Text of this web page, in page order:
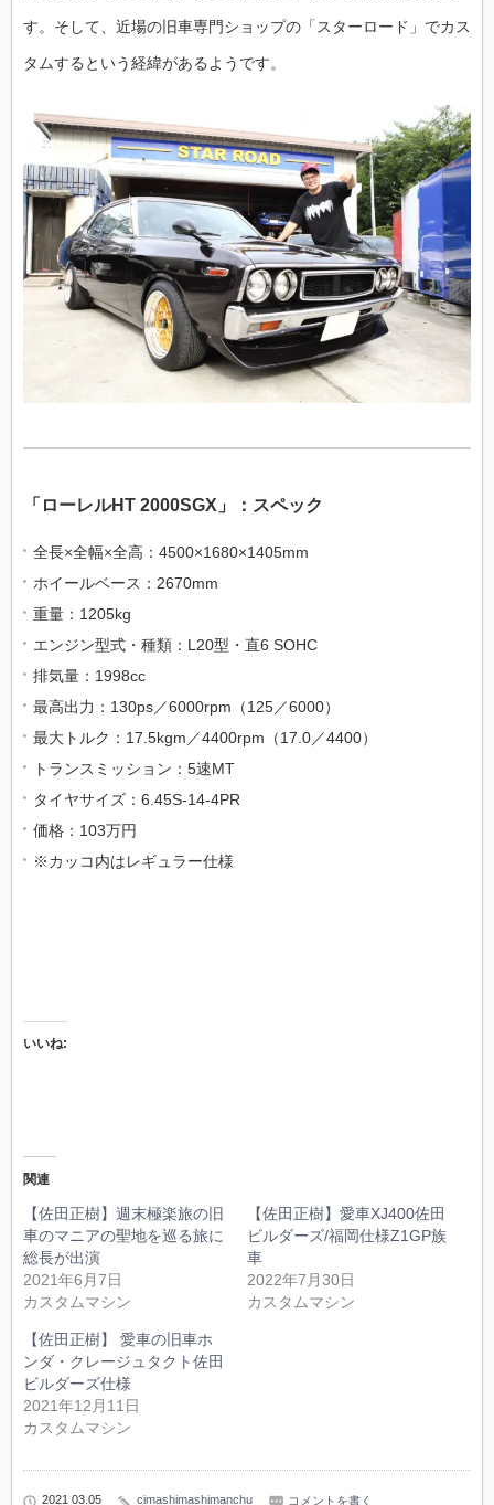
す。そして、近場の旧車専門ショップの「スターロード」でカス
タムするという経緯があるようです。
「ローレルHT 2000SGX」：スペック
全長×全幅×全高： 4500×1680×1405mm
ホイールベース： 2670mm
重量： 1205kg
エンジン型式・種類： L20型・直6 SOHC
排気量： 1998cc
最高出力： 130ps／6000rpm （125／6000）
最大トルク： 17.5kgm ／4400rpm （17.0／4400）
トランスミッション： 5速MT
タイヤサイズ： 6.45S-14-4PR
価格： 103万円
※カッコ内はレギュラー仕様
いいね:
関連
【佐田正樹】週末極楽旅の旧
車のマニアの聖地を巡る旅に
総長が出演
2021年6月7日
カスタムマシン
【佐田正樹】愛車XJ400佐田
ビルダーズ/福岡仕様Z1GP族
車
2022年7月30日
カスタムマシン
【佐田正樹】 愛車の旧車ホ
ンダ・クレージュタクト佐田
ビルダーズ仕様
2021年12月11日
カスタムマシン
2021 03.05 cimashimashimanchu コメントを書く